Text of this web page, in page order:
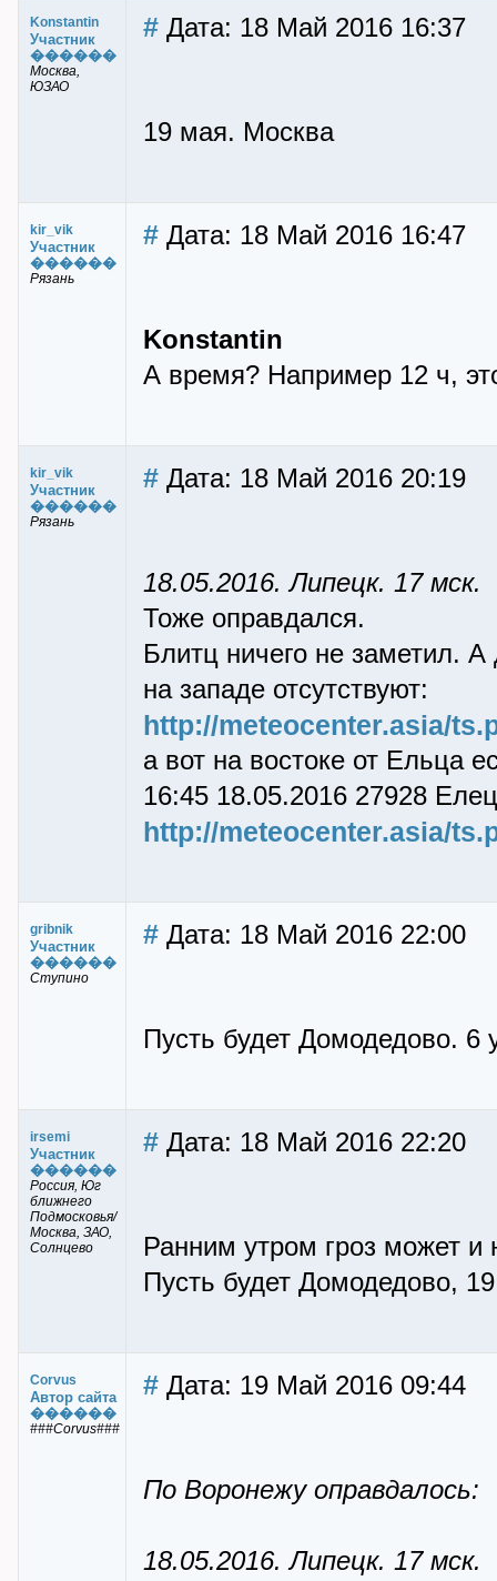
Konstantin
Участник
������
Москва,
ЮЗАО
# Дата: 18 Май 2016 16:37
19 мая. Москва
kir_vik
Участник
������
Рязань
# Дата: 18 Май 2016 16:47
Konstantin
А время? Например 12 ч,
kir_vik
Участник
������
Рязань
# Дата: 18 Май 2016 20:19
18.05.2016. Липецк. 17 мск.
Тоже оправдался.
Блитц ничего не заметил.
на западе отсутствуют:
http://meteocenter.asia/
а вот на востоке от Ельца
16:45 18.05.2016 27928
http://meteocenter.asia/
gribnik
Участник
������
Ступино
# Дата: 18 Май 2016 22:00
Пусть будет Домодедово. 6
irsemi
Участник
������
Россия, Юг
ближнего
Подмосковья/
Москва, ЗАО,
Солнцево
# Дата: 18 Май 2016 22:20
Ранним утром гроз может и
Пусть будет Домодедово,
Corvus
Автор сайта
������
###Corvus###
# Дата: 19 Май 2016 09:44
По Воронежу оправдалось:
18.05.2016. Липецк. 17 мск.